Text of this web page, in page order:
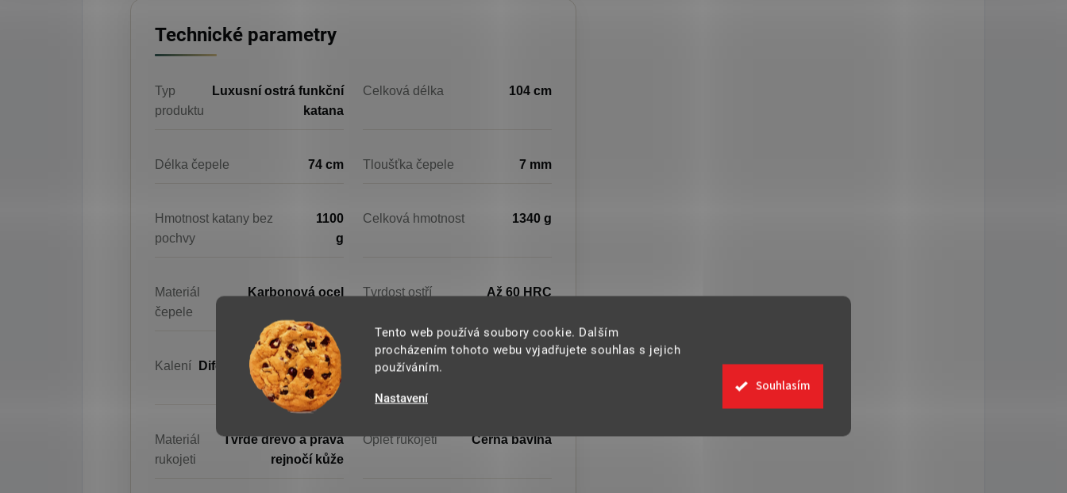
Tento web používá soubory cookie. Dalším
procházením tohoto webu vyjadřujete souhlas s jejich
používáním.
Nastavení
Souhlasím
Technické parametry
Typ
produktu
Luxusní ostrá funkční
katana
Celková délka 104 cm
Délka čepele 74 cm Tloušťka čepele 7 mm
Hmotnost katany bez
pochvy
1100
g
Celková hmotnost 1340 g
Materiál
čepele
Karbonová ocel
Tvrdost ostří Až 60 HRC
Kalení Diferenciální kalení jílem HamonPravý, vzniklý procesem
Materiál
rukojeti
Tvrdé dřevo a pravá
rejnočí kůže
Oplet rukojeti Černá bavlna